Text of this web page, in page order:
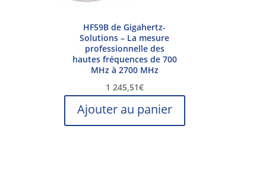
HF59B de Gigahertz-
Solutions – La mesure
professionnelle des
hautes fréquences de 700
MHz à 2700 MHz
1 245,51€
Ajouter au panier